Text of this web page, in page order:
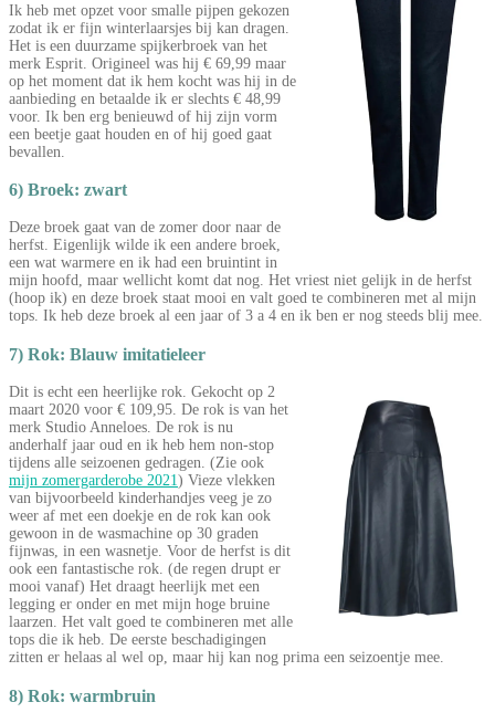
Ik heb met opzet voor smalle pijpen gekozen
zodat ik er fijn winterlaarsjes bij kan dragen.
Het is een duurzame spijkerbroek van het
merk Esprit. Origineel was hij € 69,99 maar
op het moment dat ik hem kocht was hij in de
aanbieding en betaalde ik er slechts € 48,99
voor. Ik ben erg benieuwd of hij zijn vorm
een beetje gaat houden en of hij goed gaat
bevallen.
6) Broek: zwart
Deze broek gaat van de zomer door naar de
herfst. Eigenlijk wilde ik een andere broek,
een wat warmere en ik had een bruintint in
mijn hoofd, maar wellicht komt dat nog. Het vriest niet gelijk in de herfst
(hoop ik) en deze broek staat mooi en valt goed te combineren met al mijn
tops. Ik heb deze broek al een jaar of 3 a 4 en ik ben er nog steeds blij mee.
7) Rok: Blauw imitatieleer
Dit is echt een heerlijke rok. Gekocht op 2
maart 2020 voor € 109,95. De rok is van het
merk Studio Anneloes. De rok is nu
anderhalf jaar oud en ik heb hem non-stop
tijdens alle seizoenen gedragen. (Zie ook
mijn zomergarderobe 2021) Vieze vlekken
van bijvoorbeeld kinderhandjes veeg je zo
weer af met een doekje en de rok kan ook
gewoon in de wasmachine op 30 graden
fijnwas, in een wasnetje. Voor de herfst is dit
ook een fantastische rok. (de regen drupt er
mooi vanaf) Het draagt heerlijk met een
legging er onder en met mijn hoge bruine
laarzen. Het valt goed te combineren met alle
tops die ik heb. De eerste beschadigingen
zitten er helaas al wel op, maar hij kan nog prima een seizoentje mee.
8) Rok: warmbruin